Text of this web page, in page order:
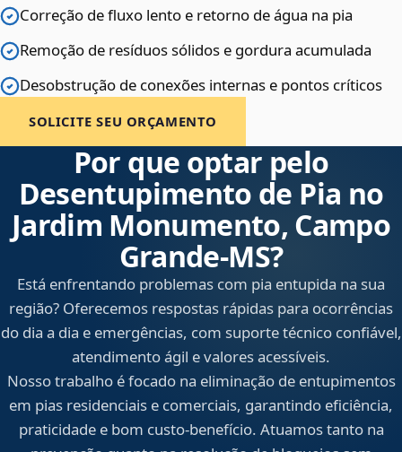
Correção de fluxo lento e retorno de água na pia
Remoção de resíduos sólidos e gordura acumulada
Desobstrução de conexões internas e pontos críticos
SOLICITE SEU ORÇAMENTO
Por que optar pelo
Desentupimento de Pia no
Jardim Monumento, Campo
Grande‑MS?
Está enfrentando problemas com pia entupida na sua
região? Oferecemos respostas rápidas para ocorrências
do dia a dia e emergências, com suporte técnico confiável,
atendimento ágil e valores acessíveis.
Nosso trabalho é focado na eliminação de entupimentos
em pias residenciais e comerciais, garantindo eficiência,
praticidade e bom custo-benefício. Atuamos tanto na